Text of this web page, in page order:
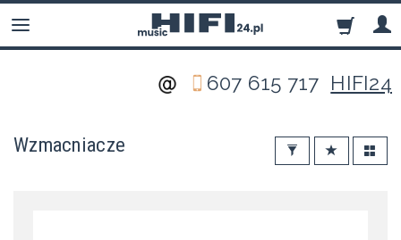
607 615 717 HIFI24
Wzmacniacze